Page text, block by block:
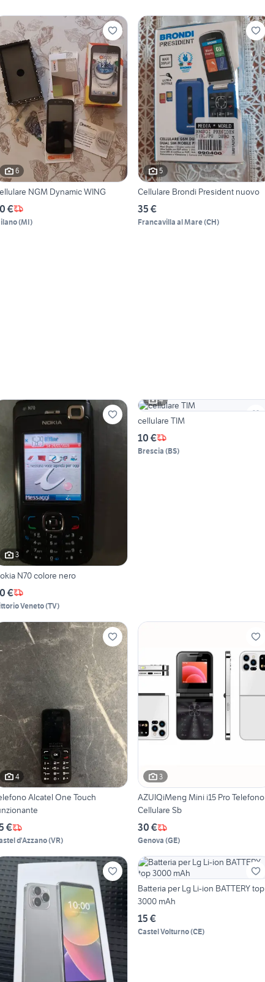
6
NGM Dynamic WING
€
(MI)
5
Cellulare Brondi President nuovo
35 €
Francavilla al Mare(CH)
3
N70 colore nero
€
Veneto(TV)
4
cellulare TIM
10 €
Brescia (BS)
4
Alcatel One Touch
€
d'Azzano(VR)
3
AZUIQiMeng Mini i15 Pro Telefono
Cellulare Sb
30 €
Genova (GE)
Batteria per Lg Li-ion BATTERY top
3000 mAh
15 €
Castel Volturno(CE)